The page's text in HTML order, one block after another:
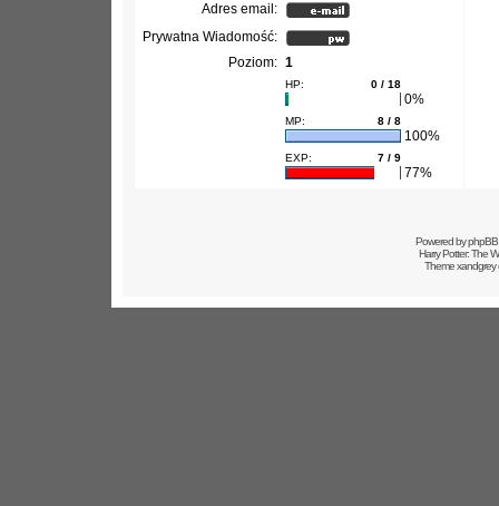
Adres email:
Prywatna Wiadomość:
Poziom: 1
HP: 0 / 18
0%
MP: 8 / 8
100%
EXP: 7 / 9
77%
Powered byphpBB
Harry Potter: The
Theme xandgrey